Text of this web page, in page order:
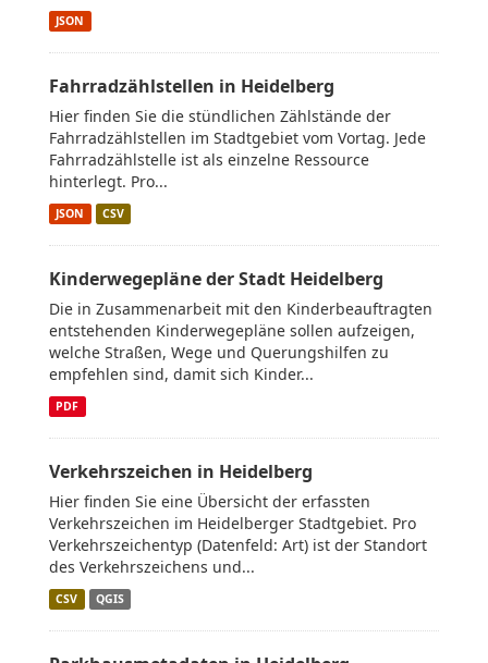
JSON
Fahrradzählstellen in Heidelberg
Hier finden Sie die stündlichen Zählstände der
Fahrradzählstellen im Stadtgebiet vom Vortag. Jede
Fahrradzählstelle ist als einzelne Ressource
hinterlegt. Pro...
JSON CSV
Kinderwegepläne der Stadt Heidelberg
Die in Zusammenarbeit mit den Kinderbeauftragten
entstehenden Kinderwegepläne sollen aufzeigen,
welche Straßen, Wege und Querungshilfen zu
empfehlen sind, damit sich Kinder...
PDF
Verkehrszeichen in Heidelberg
Hier finden Sie eine Übersicht der erfassten
Verkehrszeichen im Heidelberger Stadtgebiet. Pro
Verkehrszeichentyp (Datenfeld: Art) ist der Standort
des Verkehrszeichens und...
CSV QGIS